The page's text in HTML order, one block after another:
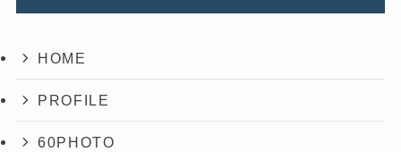
HOME
PROFILE
60PHOTO